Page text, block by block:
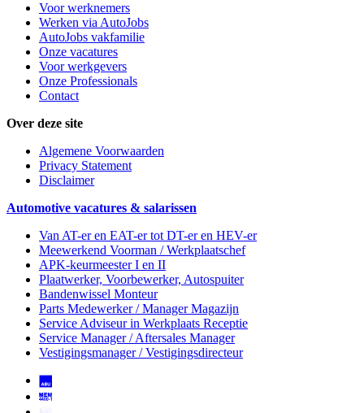
Voor werknemers
Werken via AutoJobs
AutoJobs vakfamilie
Onze vacatures
Voor werkgevers
Onze Professionals
Contact
Over deze site
Algemene Voorwaarden
Privacy Statement
Disclaimer
Automotive vacatures & salarissen
Van AT-er en EAT-er tot DT-er en HEV-er
Meewerkend Voorman / Werkplaatschef
APK-keurmeester I en II
Plaatwerker, Voorbewerker, Autospuiter
Bandenwissel Monteur
Parts Medewerker / Manager Magazijn
Service Adviseurin Werkplaats Receptie
Service Manager / Aftersales Manager
Vestigingsmanager / Vestigingsdirecteur